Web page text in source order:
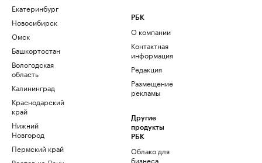
Екатеринбург
Новосибирск
Омск
Башкортостан
Вологодская
область
Калининград
Краснодарский
край
Нижний
Новгород
Пермский край
РБК
О компании
Контактная
информация
Редакция
Размещение
рекламы
Другие
продукты
РБК
Облако для
бизнеса